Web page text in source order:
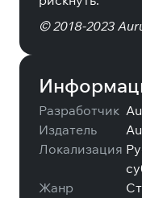
© 2018-2023
Разработчик
Издатель
Локализация
Жанр